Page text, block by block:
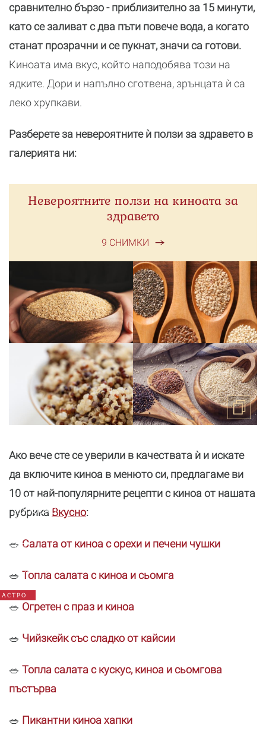
сравнително бързо - приблизително за 15 минути,
като се заливат с два пъти повече вода, а когато
станат прозрачни и се пукнат, значи са готови.
Киноата има вкус, който наподобява този на
ядките. Дори и напълно сготвена, зрънцата ѝ са
леко хрупкави.
Разберете за невероятните ѝ ползи за здравето в
галерията ни:
Невероятните ползи на киноата за
здравето
9 СНИМКИ
Ако вече сте се уверили в качествата ѝ и искате
да включите киноа в менюто си, предлагаме ви
10 от най-популярните рецепти с киноа от нашата
рубрика Вкусно:
🥗 Салата от киноа с орехи и печени чушки
🥗 Топла салата с киноа и сьомга
Годишен
хороскоп
2026:
да
всяка
зодия
АСТРО
🥗 Огретен с праз и киноа
🥗 Чийзкейк със сладко от кайсии
🥗 Топла салата с кускус, киноа и сьомгова
пъстърва
🥗 Пикантни киноа хапки